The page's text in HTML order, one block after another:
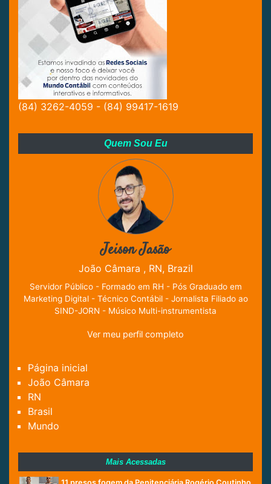
(84) 3262-4059 - (84) 99417-1619
Quem Sou Eu
Jeison Jasão
João Câmara , RN, Brazil
Servidor Público - Formado em RH - Pós Graduado em
Marketing Digital - Técnico Contábil - Jornalista Filiado ao
SIND-JORN - Músico Multi-instrumentista
Ver meu perfil completo
Página inicial
João Câmara
RN
Brasil
Mundo
Mais Acessadas